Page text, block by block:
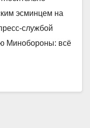
эсминцем на
службой
Минобороны: всё